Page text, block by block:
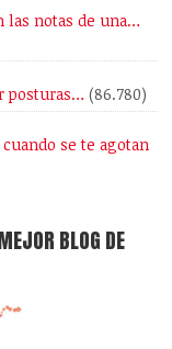
las notas de una…
posturas… (86.780)
se te agotan
BLOG DE